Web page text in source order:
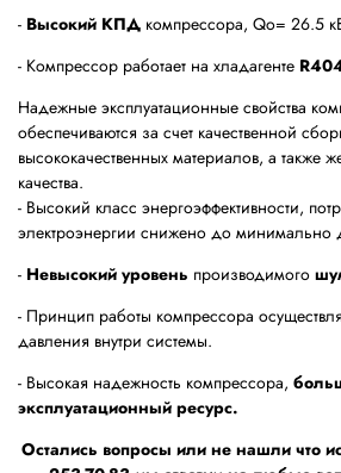
- Высокий КПД компрессора, Qo= 26.5
- Компрессор работает на хладагенте
Надежные эксплуатационные свойства
обеспечиваются за счет качественной
высококачественных материалов, а также
качества.
- Высокий класс энергоэффективности,
электроэнергии снижено до минимально
- Невысокий уровень производимого
- Принцип работы компрессора
давления внутри системы.
- Высокая надежность компрессора,
эксплуатационный ресурс.
Остались вопросы или не нашли что